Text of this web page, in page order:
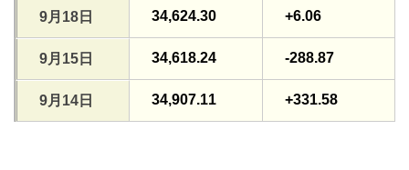
9月18日 34,624.30 +6.06
9月15日 34,618.24 -288.87
9月14日 34,907.11 +331.58